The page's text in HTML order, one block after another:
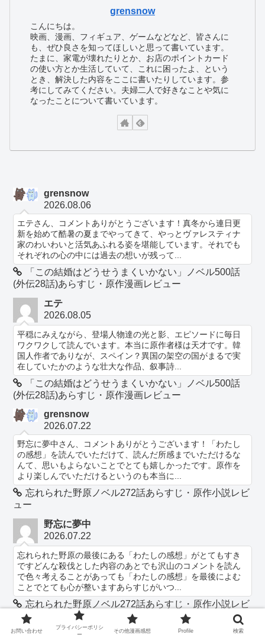
grensnow
こんにちは。
映画、漫画、フィギュア、ゲームなどなど、皆さんに
も、ぜひ良さを知ってほしいと思って書いています。
たまに、家電が壊れたりとか、お店のポイントカード
の使い方とか生活していて、これに困ったよ、という
とき、解決した内容をここに書いたりしています。参
考にしてみてください。夫婦二人で好きなことや気に
なったことについて書いています。
grensnow
2026.08.06
エテさん、コメントありがとうございます！真冬から連日更
新を始めて酷暑の夏までやってきて、やっとヴァレスティナ
家のわいわいと活気あふれる姿を堪能しています。それでも
それぞれの心の中には過去の想いが残って...
「この結婚はどうせうまくいかない」ノベル500話
(外伝28話)あらすじ・原作漫画レビュー
エテ
2026.08.05
平穏にみえながら、登場人物達の光と影、エピソードに毎日
ワクワクして読んでいます。本当に原作者様は天才です。韓
国人作者でありなが、スペイン？異国の架空の国がまるで実
在していたかのような壮大な作品、叙事詩...
「この結婚はどうせうまくいかない」ノベル500話
(外伝28話)あらすじ・原作漫画レビュー
grensnow
2026.07.22
野忘に夢中さん、コメントありがとうございます！「わたし
の感想」を読んでいただけて、読んだ所感までいただけるな
んて、思いもよらないことでとても嬉しかったです。原作を
より楽しんでいただけるというのも本当に...
忘れられた野原ノベル272話あらすじ・原作小説レビ
ュー
野忘に夢中
2026.07.22
忘れられた野原の最後にある「わたしの感想」がとてもすき
ですどんな殺伐とした内容のあとでも沢山のコメントを読ん
で色々考えることがあっても「わたしの感想」を最後によむ
ことでとても心が整いますあらすじがいつ...
忘れられた野原ノベル272話あらすじ・原作小説レビ
ュー
grensnow
お問い合わせ
プライバシーポリシ
ー
その他漫画感想 Profile 検索